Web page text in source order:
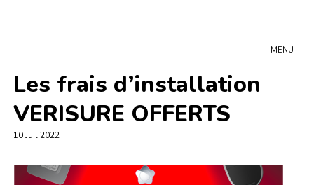
MENU
Les frais d’installation
VERISURE OFFERTS
10 Juil 2022